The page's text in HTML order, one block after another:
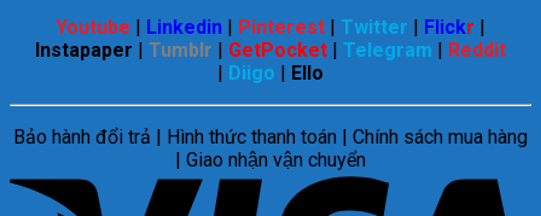
Youtube
Linkedin Pinterest Twitter Flickr
Instapaper
Tumblr GetPocket Telegram
Reddit
Diigo Ello
Bảo hành đổi trả | Hình thức thanh toán | Chính sách mua hàng
| Giao nhận vận chuyển